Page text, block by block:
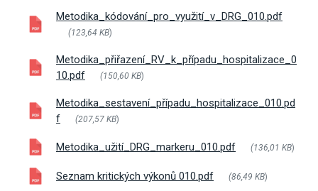
Metodika_kódování_pro_využití_v_DRG_010.pdf
(123,64 KB)
Metodika_přiřazení_RV_k_případu_hospitalizace_0
10.pdf
(150,60 KB)
Metodika_sestavení_případu_hospitalizace_010.pd
f
(207,57 KB)
Metodika_užití_DRG_markeru_010.pdf (136,01 KB)
Seznam kritických výkonů 010.pdf (86,49 KB)